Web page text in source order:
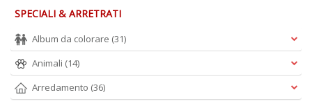
SPECIALI & ARRETRATI
Album da colorare (31)
Animali (14)
Arredamento (36)